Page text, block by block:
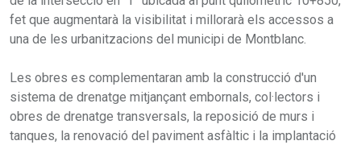
fet que augmentarà la visibilitat i millorarà els accessos a
una de les urbanitzacions del municipi de Montblanc.
Les obres es complementaran amb la construcció d'un
sistema de drenatge mitjançant embornals, col·lectors i
obres de drenatge transversals, la reposició de murs i
tanques, la renovació del paviment asfàltic i la implantació